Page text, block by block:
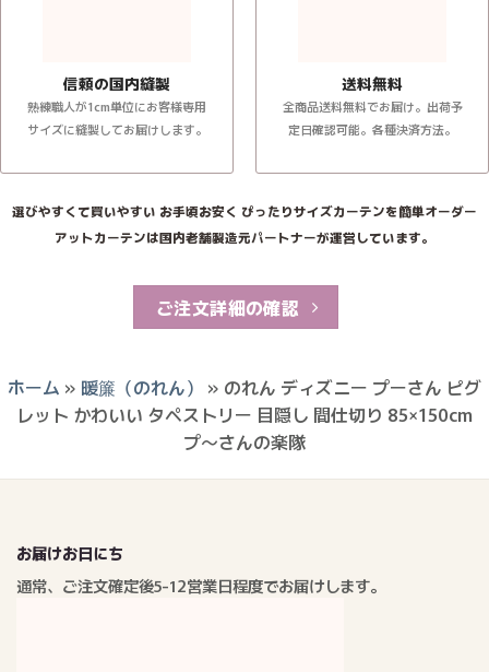
信頼の国内縫製
熟練職人が1cm単位にお客様専用
サイズに縫製してお届けします。
送料無料
全商品送料無料でお届け。出荷予
定日確認可能。各種決済方法。
選びやすくて買いやすい お手頃お安く ぴったりサイズカーテンを簡単オーダー
アットカーテンは国内老舗製造元パートナーが運営しています。
ご注文詳細の確認
ホーム » 暖簾（のれん） » のれん ディズニー プーさん ピグ
レット かわいい タペストリー 目隠し 間仕切り 85×150cm
プ〜さんの楽隊
お届けお日にち
通常、ご注文確定後5-12営業日程度でお届けします。